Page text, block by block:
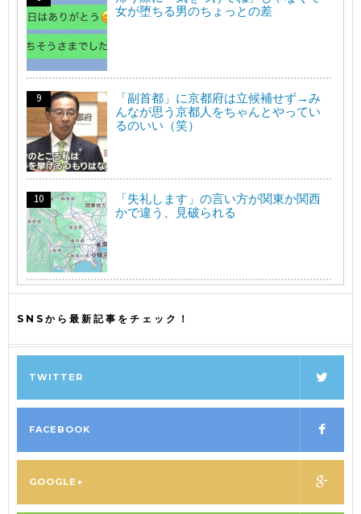
女が堕ちる男のちょっとの差
「副首都」に京都府は立候補せず→み
んなが思う京都人をちゃんとやってい
るのいい（笑）
「失礼します」の言い方が関東か関西
かで違う、見破られる
SNSから最新記事をチェック！
TWITTER
FACEBOOK
GOOGLE+